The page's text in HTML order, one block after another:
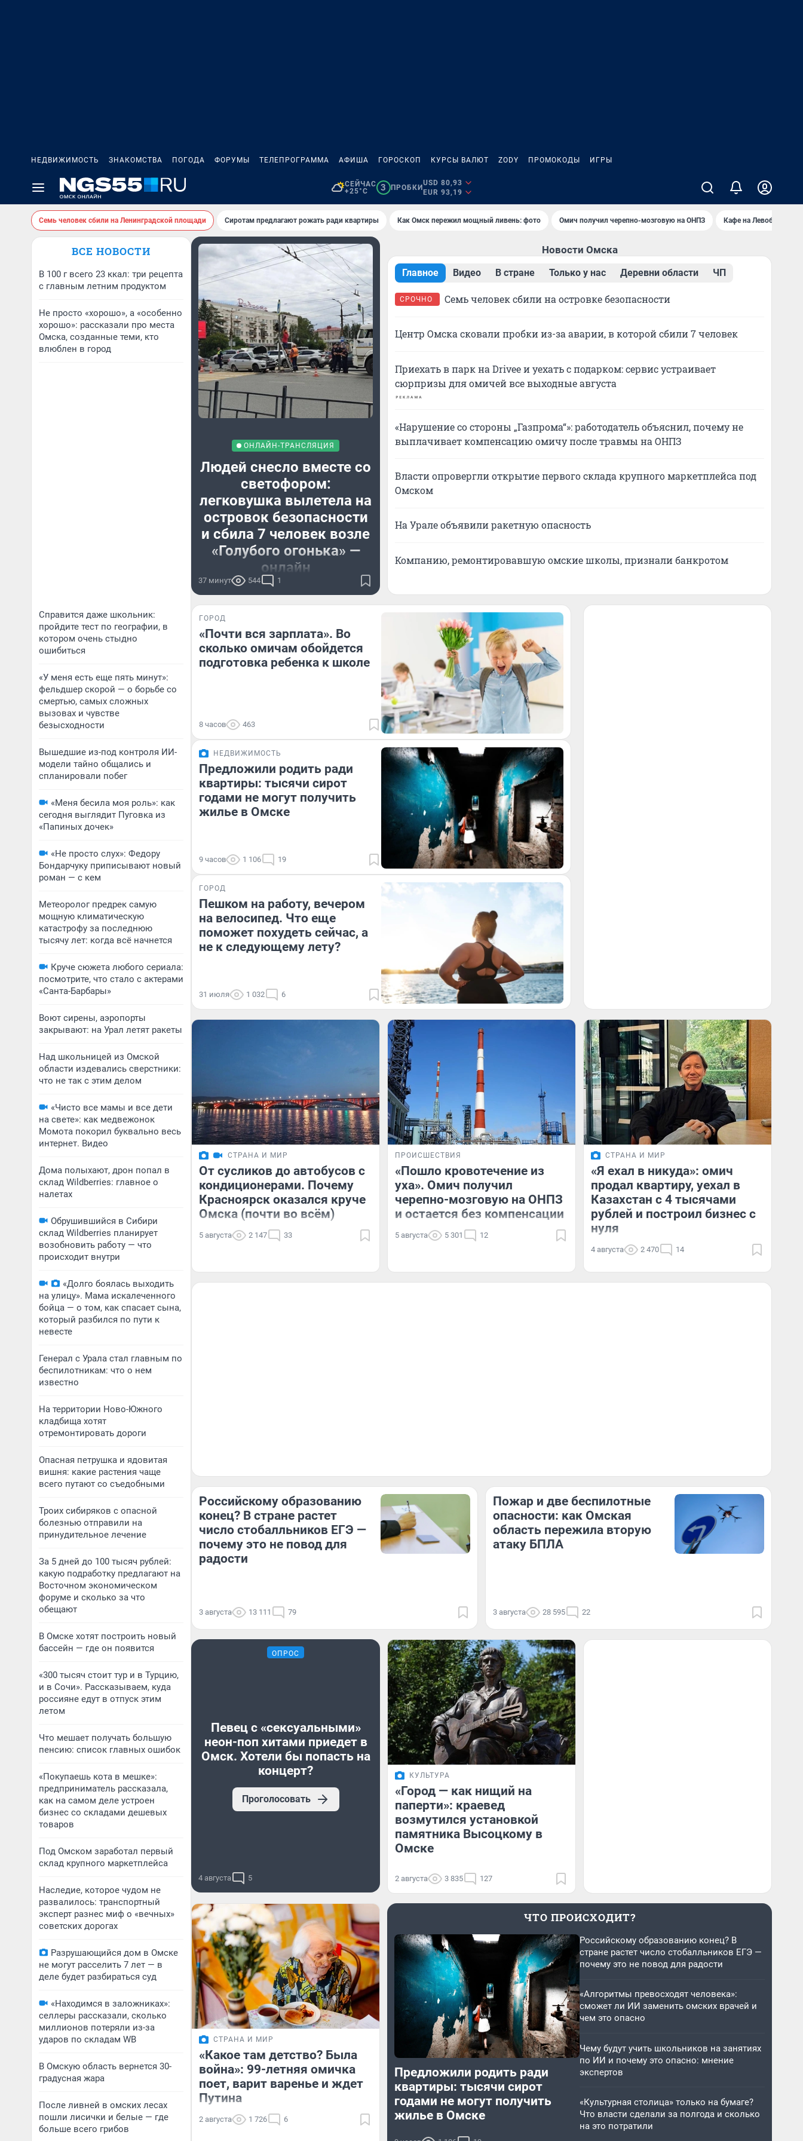
НЕДВИЖИМОСТЬ ЗНАКОМСТВА ПОГОДА ФОРУМЫ ТЕЛЕПРОГРАММА АФИША ГОРОСКОП КУРСЫ ВАЛЮТ ZODY ПРОМОКОДЫ ИГРЫ
СЕЙЧАС
+25°C
3 ПРОБКИ
USD 80,93
EUR 93,19
Семь человек сбили на Ленинградской площади Сиротам предлагают рожать ради квартиры Как Омск пережил мощный ливень: фото Омич получил черепно-мозговую на ОНПЗ Кафе на Левобережье
ВСЕ НОВОСТИ
В 100 г всего 23 ккал: три рецепта
с главным летним продуктом
Не просто «хорошо», а «особенно
хорошо»: рассказали про места
Омска, созданные теми, кто
влюблен в город
Справится даже школьник:
пройдите тест по географии, в
котором очень стыдно
ошибиться
«У меня есть еще пять минут»:
фельдшер скорой — о борьбе со
смертью, самых сложных
вызовах и чувстве
безысходности
Вышедшие из-под контроля ИИ-
модели тайно общались и
спланировали побег
«Меня бесила моя роль»: как
сегодня выглядит Пуговка из
«Папиных дочек»
«Не просто слух»: Федору
Бондарчуку приписывают новый
роман — с кем
Метеоролог предрек самую
мощную климатическую
катастрофу за последнюю
тысячу лет: когда всё начнется
Круче сюжета любого сериала:
посмотрите, что стало с актерами
«Санта-Барбары»
Воют сирены, аэропорты
закрывают: на Урал летят ракеты
Над школьницей из Омской
области издевались сверстники:
что не так с этим делом
«Чисто все мамы и все дети
на свете»: как медвежонок
Момота покорил буквально весь
интернет. Видео
Дома полыхают, дрон попал в
склад Wildberries: главное о
налетах
Обрушившийся в Сибири
склад Wildberries планирует
возобновить работу — что
происходит внутри
«Долго боялась выходить
на улицу». Мама искалеченного
бойца — о том, как спасает сына,
который разбился по пути к
невесте
Генерал с Урала стал главным по
беспилотникам: что о нем
известно
На территории Ново-Южного
кладбища хотят
отремонтировать дороги
Опасная петрушка и ядовитая
вишня: какие растения чаще
всего путают со съедобными
Троих сибиряков с опасной
болезнью отправили на
принудительное лечение
За 5 дней до 100 тысяч рублей:
какую подработку предлагают на
Восточном экономическом
форуме и сколько за что
обещают
В Омске хотят построить новый
бассейн — где он появится
«300 тысяч стоит тур и в Турцию,
и в Сочи». Рассказываем, куда
россияне едут в отпуск этим
летом
Что мешает получать большую
пенсию: список главных ошибок
«Покупаешь кота в мешке»:
предприниматель рассказала,
как на самом деле устроен
бизнес со складами дешевых
товаров
Под Омском заработал первый
склад крупного маркетплейса
Наследие, которое чудом не
развалилось: транспортный
эксперт разнес миф о «вечных»
советских дорогах
Разрушающийся дом в Омске
не могут расселить 7 лет — в
деле будет разбираться суд
«Находимся в заложниках»:
селлеры рассказали, сколько
миллионов потеряли из-за
ударов по складам WB
В Омскую область вернется 30-
градусная жара
После ливней в омских лесах
пошли лисички и белые — где
больше всего грибов
ОНЛАЙН-ТРАНСЛЯЦИЯ
Людей снесло вместе со
светофором:
легковушка вылетела на
островок безопасности
и сбила 7 человек возле
«Голубого огонька» —
онлайн
Жуткое ДТП произошло на
Ленинградской площади
37 минут 544 1
Новости Омска
Главное Видео В стране Только у нас Деревни области ЧП
СРОЧНО Семь человек сбили на островке безопасности
Центр Омска сковали пробки из-за аварии, в которой сбили 7 человек
Приехать в парк на Drivee и уехать с подарком: сервис устраивает
сюрпризы для омичей все выходные августа
«Нарушение со стороны „Газпрома“»: работодатель объяснил, почему не
выплачивает компенсацию омичу после травмы на ОНПЗ
Власти опровергли открытие первого склада крупного маркетплейса под
Омском
На Урале объявили ракетную опасность
Компанию, ремонтировавшую омские школы, признали банкротом
ГОРОД
«Почти вся зарплата». Во
сколько омичам обойдется
подготовка ребенка к школе
8 часов 463
НЕДВИЖИМОСТЬ
Предложили родить ради
квартиры: тысячи сирот
годами не могут получить
жилье в Омске
9 часов 1 106 19
ГОРОД
Пешком на работу, вечером
на велосипед. Что еще
поможет похудеть сейчас, а
не к следующему лету?
31 июля 1 032 6
СТРАНА И МИР
От сусликов до автобусов с
кондиционерами. Почему
Красноярск оказался круче
Омска (почти во всём)
5 августа 2 147 33
ПРОИСШЕСТВИЯ
«Пошло кровотечение из
уха». Омич получил
черепно-мозговую на ОНПЗ
и остается без компенсации
5 августа 5 301 12
СТРАНА И МИР
«Я ехал в никуда»: омич
продал квартиру, уехал в
Казахстан с 4 тысячами
рублей и построил бизнес с
нуля
4 августа 2 470 14
Российскому образованию
конец? В стране растет
число стобалльников ЕГЭ —
почему это не повод для
радости
3 августа 13 111 79
Пожар и две беспилотные
опасности: как Омская
область пережила вторую
атаку БПЛА
3 августа 28 595 22
ОПРОС
Певец с «сексуальными»
неон-поп хитами приедет в
Омск. Хотели бы попасть на
концерт?
Проголосовать
4 августа 5
КУЛЬТУРА
«Город — как нищий на
паперти»: краевед
возмутился установкой
памятника Высоцкому в
Омске
2 августа 3 835 127
СТРАНА И МИР
«Какое там детство? Была
война»: 99-летняя омичка
поет, варит варенье и ждет
Путина
2 августа 1 726 6
ЧТО ПРОИСХОДИТ?
Предложили родить ради
квартиры: тысячи сирот
годами не могут получить
жилье в Омске
Российскому образованию конец? В
стране растет число стобалльников ЕГЭ —
почему это не повод для радости
«Алгоритмы превосходят человека»:
сможет ли ИИ заменить омских врачей и
чем это опасно
Чему будут учить школьников на занятиях
по ИИ и почему это опасно: мнение
экспертов
«Культурная столица» только на бумаге?
Что власти сделали за полгода и сколько
на это потратили